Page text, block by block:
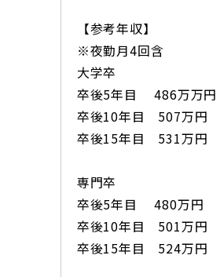
【参考年収】
※夜勤月4回含
大学卒
卒後5年目 486万万円
卒後10年目 507万円
卒後15年目 531万円
専門卒
卒後5年目 480万円
卒後10年目 501万円
卒後15年目 524万円